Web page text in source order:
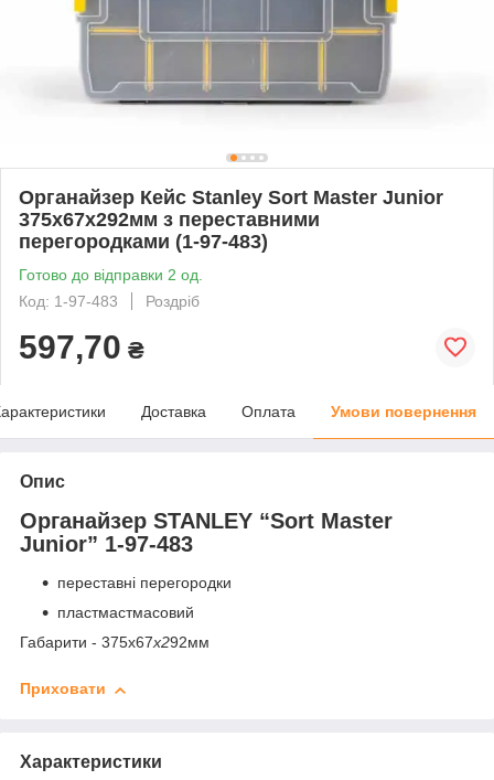
Органайзер Кейс Stanley Sort Master Junior
375х67х292мм з переставними
перегородками (1-97-483)
Готово до відправки 2 од.
Код: 1-97-483
Роздріб
597,70 ₴
Доставка Оплата Умови повернення
Опис
Органайзер STANLEY “Sort Master
Junior” 1-97-483
переставні перегородки
пластмастмасовий
Габарити - 375х67х292мм
Приховати
Характеристики